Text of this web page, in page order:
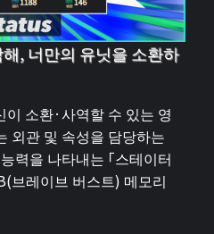
, 너만의 유닛을 소환하
이 소환·사역할 수 있는 영
외관 및 속성을 담당하는
력을 나타내는 「스테이터
브레이브 버스트) 메모리